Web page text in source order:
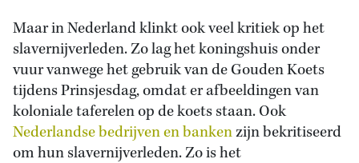
Maar in Nederland klinkt ook veel kritiek op het
slavernijverleden. Zo lag het koningshuis onder
vuur vanwege het gebruik van de Gouden Koets
tijdens Prinsjesdag, omdat er afbeeldingen van
koloniale taferelen op de koets staan. Ook
Nederlandse bedrijven en bankenzijn bekritiseerd
om hun slavernijverleden. Zo is het